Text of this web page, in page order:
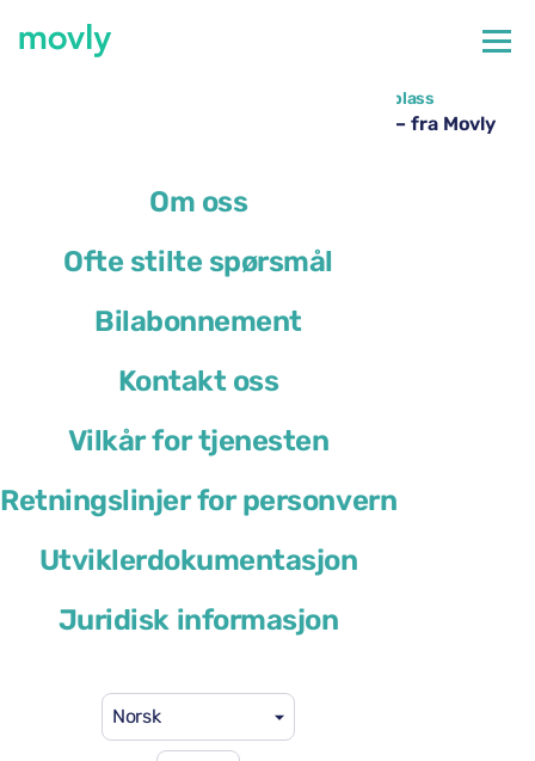
Om oss
Ofte stilte spørsmål
Bilabonnement
Kontakt oss
Vilkår for tjenesten
Retningslinjer for personvern
Utviklerdokumentasjon
Juridisk informasjon
Norsk
Alle tilgjengelige biler på Milano Malpensa flyplass
Leie av DS 3 på Milano Malpensa lufthavn – fra Movly
eller lignende